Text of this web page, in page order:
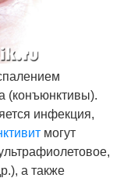
(конъюнктивы).
инфекция,
могут
а также